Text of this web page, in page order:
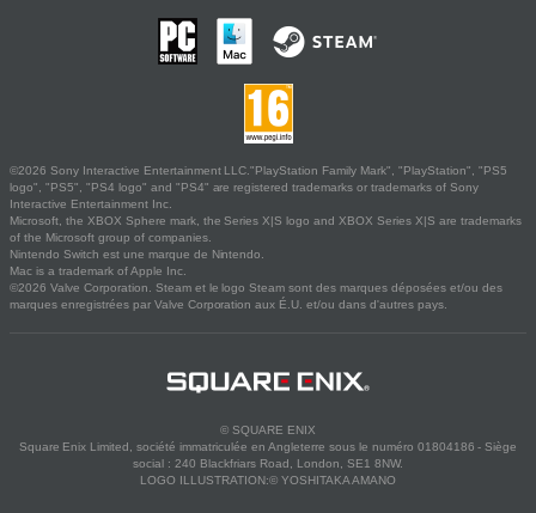
©2026 Sony Interactive Entertainment LLC."PlayStation Family Mark", "PlayStation", "PS5
logo", "PS5", "PS4 logo" and "PS4" are registered trademarks or trademarks of Sony
Interactive Entertainment Inc.
Microsoft, the XBOX Sphere mark, the Series X|S logo and XBOX Series X|S are trademarks
of the Microsoft group of companies.
Nintendo Switch est une marque de Nintendo.
Mac is a trademark of Apple Inc.
©2026 Valve Corporation. Steam et le logo Steam sont des marques déposées et/ou des
marques enregistrées par Valve Corporation aux É.U. et/ou dans d'autres pays.
© SQUARE ENIX
Square Enix Limited, société immatriculée en Angleterre sous le numéro 01804186 - Siège
social : 240 Blackfriars Road, London, SE1 8NW.
LOGO ILLUSTRATION:© YOSHITAKA AMANO